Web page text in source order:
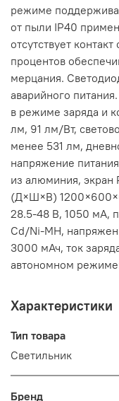
режиме
от пыли IP40
отсутствует
процентов
мерцания.
аварийного
в режиме заряда и
лм, 91 лм/Вт,
менее 531 лм,
напряжение
из алюминия, экран
(Д×Ш×В)
28.5-48 В, 1050 мА,
Cd/Ni-MH,
3000 мАч, ток
автономном
Характеристики
Тип товара
Светильник
Бренд